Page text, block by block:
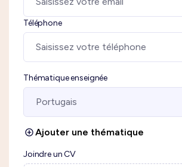
Téléphone
Thématique enseignée
Ajouter une thématique
Joindre un CV